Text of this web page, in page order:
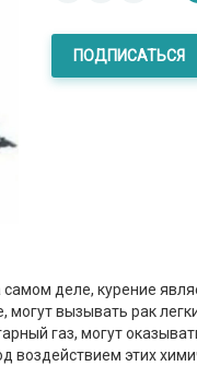
ПОДПИСАТЬСЯ
деле, курение
вызывать рак
газ, могут
воздействием этих